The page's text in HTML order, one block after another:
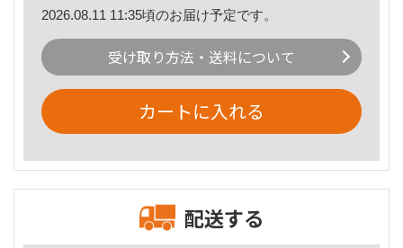
2026.08.11 11:35頃のお届け予定です。
受け取り方法・送料について
カートに入れる
配送する